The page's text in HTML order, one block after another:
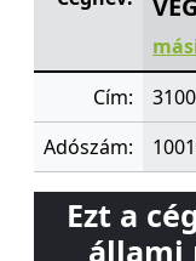
Cím:
Adószám:
Ezt a
állami